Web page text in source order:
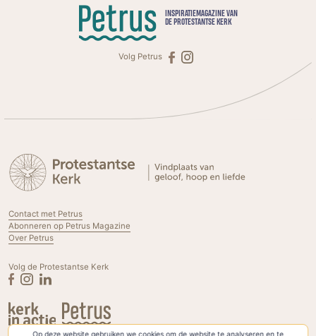
Op deze website gebruiken we cookies om de website te analyseren en te
INSPIRATIEMAGAZINE VAN
DE PROTESTANTSE KERK
Volg Petrus
Contact met Petrus
Abonneren op Petrus Magazine
Over Petrus
Volg de Protestantse Kerk